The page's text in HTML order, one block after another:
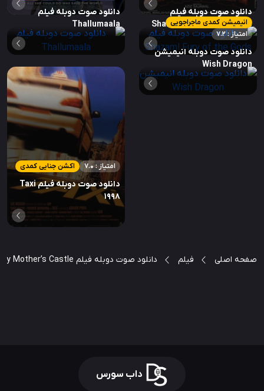
دانلود صوت دوبله فیلم
Shazam! Fury of the Gods
دانلود صوت دوبله فیلم
Thallumaala
انیمیشن کمدی ماجراجویی
امتیاز : 7.2
دانلود صوت دوبله انیمیشن
Wish Dragon
اکشن جنایی کمدی امتیاز : 7.0
دانلود صوت دوبله فیلم Taxi
1998
صفحه اصلی فیلم دانلود صوت دوبله فیلم My Mother’s Castle
داب سورس